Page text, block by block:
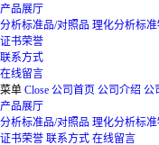
产品展厅
分析标准品/对照品 理化分析标
证书荣誉
联系方式
在线留言
菜单 Close 公司首页 公司介绍 公
产品展厅
分析标准品/对照品 理化分析标
证书荣誉 联系方式 在线留言